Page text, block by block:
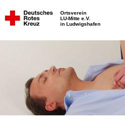
Ortsverein
LU-Mitte e.V.
in Ludwigshafen